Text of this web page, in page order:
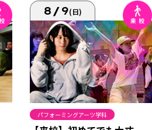
8/9(日)
パフォーミングアーツ学科